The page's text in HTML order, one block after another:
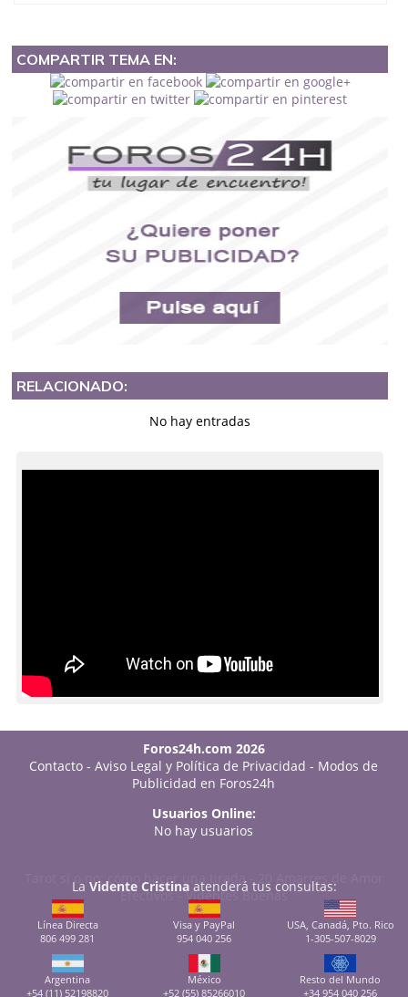
COMPARTIR TEMA EN:
RELACIONADO:
No hay entradas
Foros24h.com 2026
Contacto -Aviso Legal y Política de Privacidad - Modos de
Publicidad en Foros24h
Usuarios Online:
No hay usuarios
Tarot sí o no: cómo hacer una tirada-
20 Amarres de Amor
Efectivos-Videntes Buenas
La Vidente Cristinaatenderá tus consultas:
Línea Directa
806 499 281
Visa y PayPal
954 040 256
USA, Canadá, Pto. Rico
1-305-507-8029
Argentina
+54 (11) 52198820
México
+52 (55) 85266010
Resto del Mundo
+34 954 040 256